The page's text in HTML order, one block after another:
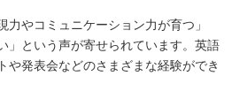
力やコミュニケーション力が育つ」
」という声が寄せられています。英語
や発表会などのさまざまな経験ができ